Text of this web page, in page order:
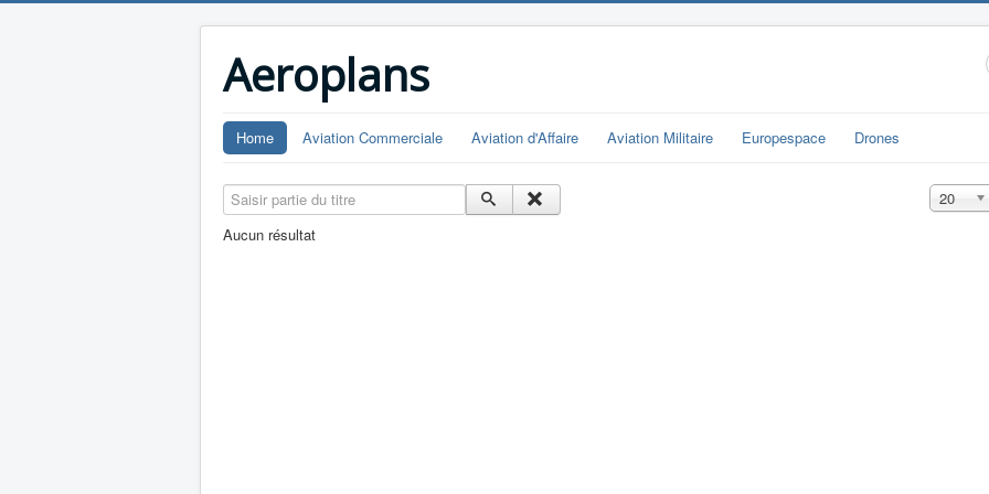
Aeroplans
Home Aviation Commerciale Aviation d'Affaire Aviation Militaire Europespace Drones
Saisir partie du titre
20
Aucun résultat